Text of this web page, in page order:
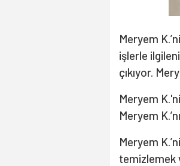
Meryem
işlerle
çıkıyor.
Meryem
Meryem
Meryem
temizlemek